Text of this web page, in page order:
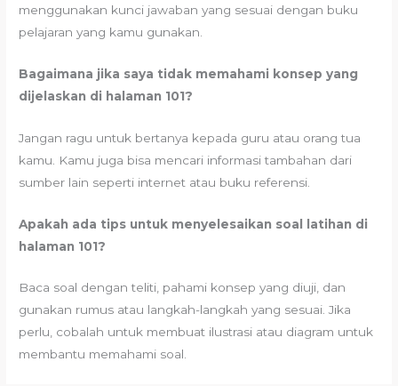
menggunakan kunci jawaban yang sesuai dengan buku
pelajaran yang kamu gunakan.
Bagaimana jika saya tidak memahami konsep yang
dijelaskan di halaman 101?
Jangan ragu untuk bertanya kepada guru atau orang tua
kamu. Kamu juga bisa mencari informasi tambahan dari
sumber lain seperti internet atau buku referensi.
Apakah ada tips untuk menyelesaikan soal latihan di
halaman 101?
Baca soal dengan teliti, pahami konsep yang diuji, dan
gunakan rumus atau langkah-langkah yang sesuai. Jika
perlu, cobalah untuk membuat ilustrasi atau diagram untuk
membantu memahami soal.